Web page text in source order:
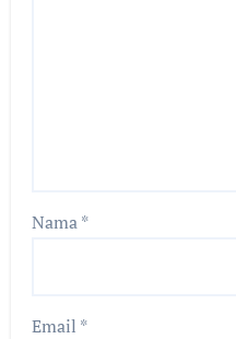
Nama*
Email *